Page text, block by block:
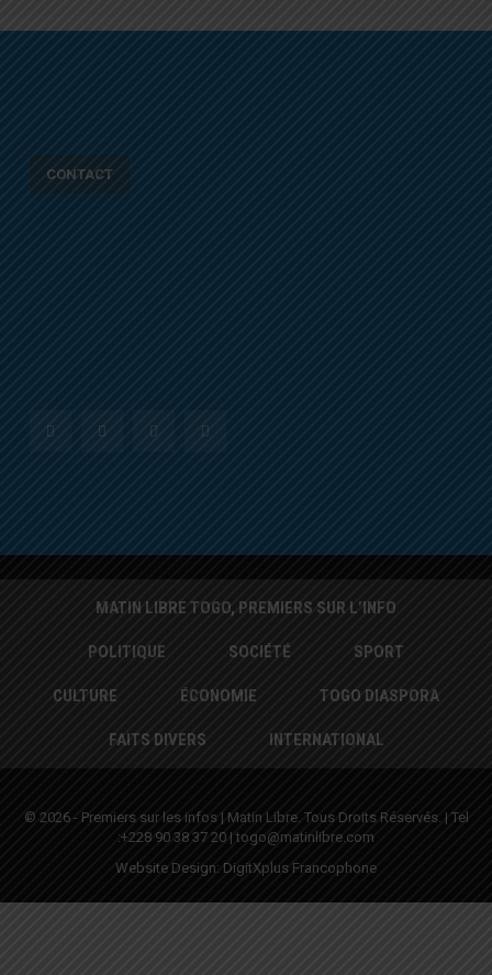
CONTACT
MATIN LIBRE TOGO, PREMIERS SUR L’INFO
POLITIQUE SOCIÉTÉ SPORT
CULTURE ÉCONOMIE TOGO DIASPORA
FAITS DIVERS INTERNATIONAL
© 2026 - Premiers sur les infos | Matin Libre. Tous Droits Réservés. | Tel
:+228 90 38 37 20 | togo@matinlibre.com
Website Design: DigitXplus Francophone